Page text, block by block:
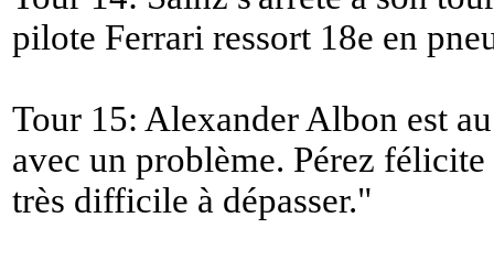
pilote Ferrari ressort 18e en
Tour 15: Alexander Albon est
avec un problème. Pérez
très difficile à dépasser."